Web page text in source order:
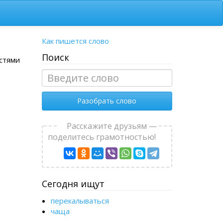
Как пишется слово
Поиск
Разобрать слово
Расскажите друзьям —
поделитесь грамотностью!
Сегодня ищут
перекалываться
чаща